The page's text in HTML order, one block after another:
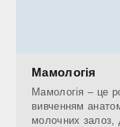
Мамологія
Мамологія – це
вивченням
молочних залоз,